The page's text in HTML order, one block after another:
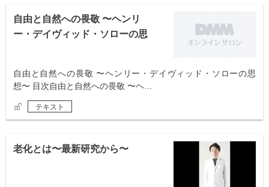
自由と自然への畏敬 〜ヘンリ
ー・デイヴィッド・ソローの思
自由と自然への畏敬 〜ヘンリー・デイヴィッド・ソローの思
想〜 目次自由と自然への畏敬 〜ヘ…
テキスト
老化とは〜最新研究から〜